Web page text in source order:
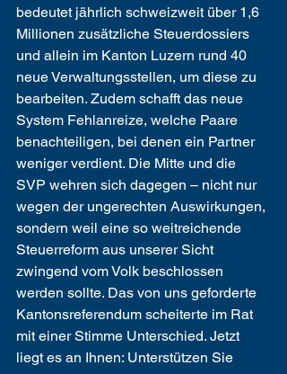
bedeutet jährlich schweizweit über 1,6
Millionen zusätzliche Steuerdossiers
und allein im Kanton Luzern rund 40
neue Verwaltungsstellen, um diese zu
bearbeiten. Zudem schafft das neue
System Fehlanreize, welche Paare
benachteiligen, bei denen ein Partner
weniger verdient. Die Mitte und die
SVP wehren sich dagegen – nicht nur
wegen der ungerechten Auswirkungen,
sondern weil eine so weitreichende
Steuerreform aus unserer Sicht
zwingend vom Volk beschlossen
werden sollte. Das von uns geforderte
Kantonsreferendum scheiterte im Rat
mit einer Stimme Unterschied. Jetzt
liegt es an Ihnen: Unterstützen Sie